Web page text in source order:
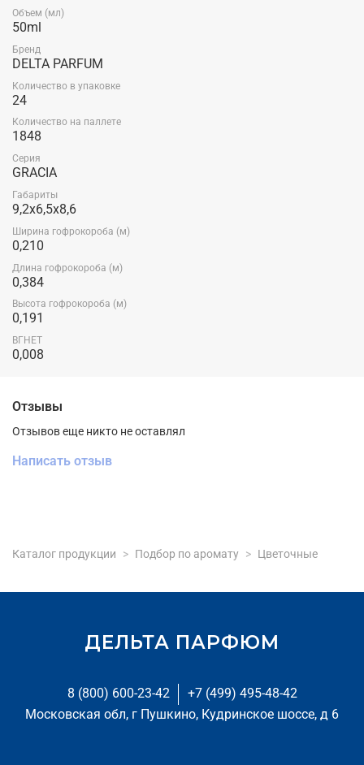
Объем (мл)
50ml
Бренд
DELTA PARFUM
Количество в упаковке
24
Количество на паллете
1848
Серия
GRACIA
Габариты
9,2x6,5x8,6
Ширина гофрокороба (м)
0,210
Длина гофрокороба (м)
0,384
Высота гофрокороба (м)
0,191
ВГНЕТ
0,008
Отзывы
Отзывов еще никто не оставлял
Написать отзыв
Каталог продукции Подбор по аромату Цветочные
8 (800) 600-23-42
+7 (499) 495-48-42
Московская обл, г Пушкино, Кудринское шоссе, д 6
ДЕЛЬТА ПАРФЮМ